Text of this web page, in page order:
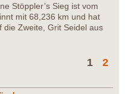
Stöppler’s Sieg ist vom
mit 68,236 km und hat
die Zweite, Grit Seidel aus
1 2